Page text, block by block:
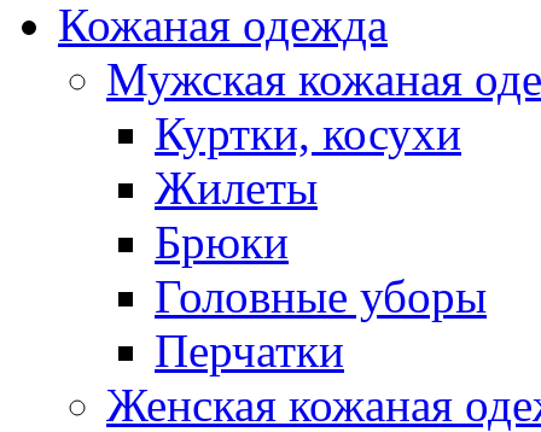
Кожаная одежда
Мужская кожаная
Куртки, косухи
Жилеты
Брюки
Головные уборы
Перчатки
Женская кожаная